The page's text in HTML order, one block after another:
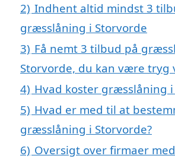
2) Indhent altid mindst 3
græsslåning i Storvorde
3) Få nemt 3 tilbud på
Storvorde, du kan være tryg
4) Hvad koster græsslåning i
5) Hvad er med til at
græsslåning i Storvorde?
6) Oversigt over firmaer